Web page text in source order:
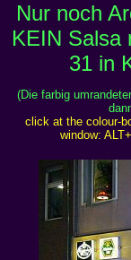
Nur noch
KEIN Salsa
31 in
(Die farbig
click at the colour-
window: